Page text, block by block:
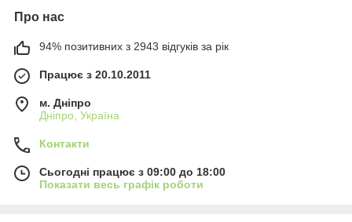
Про нас
94% позитивних з 2943 відгуків за рік
Працює з 20.10.2011
м. Дніпро
Дніпро, Україна
Контакти
Сьогодні працює з 09:00 до 18:00
Показати весь графік роботи